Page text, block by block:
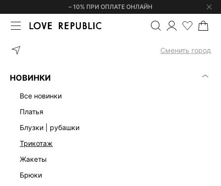
– 10% ПРИ ОПЛАТЕ ОНЛАЙН
Сменить город
НОВИНКИ
все новинки
платья
блузки | рубашки
трикотаж
жакеты
брюки
ГЛАВНАЯ ДЖИНСОВОЕ ПЛАТЬЕ МИНИ